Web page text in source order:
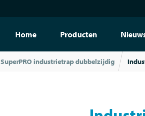
Home Producten
SuperPRO industrietrap dubbelzijdig